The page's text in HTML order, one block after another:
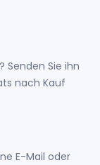
Senden Sie ihn
nach Kauf
E-Mail oder